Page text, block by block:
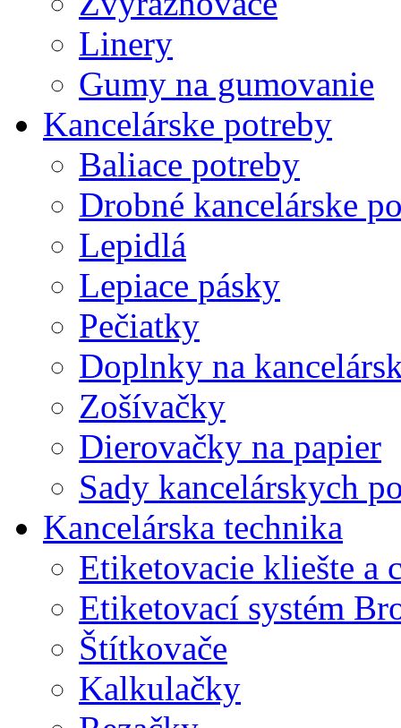
Linery
Gumy na gumovanie
Kancelárske potreby
Baliace potreby
Drobné kancelárske
Lepidlá
Lepiace pásky
Pečiatky
Doplnky na
Zošívačky
Dierovačky na papier
Sady kancelárskych
Kancelárska technika
Etiketovacie kliešte a
Etiketovací systém
Štítkovače
Kalkulačky